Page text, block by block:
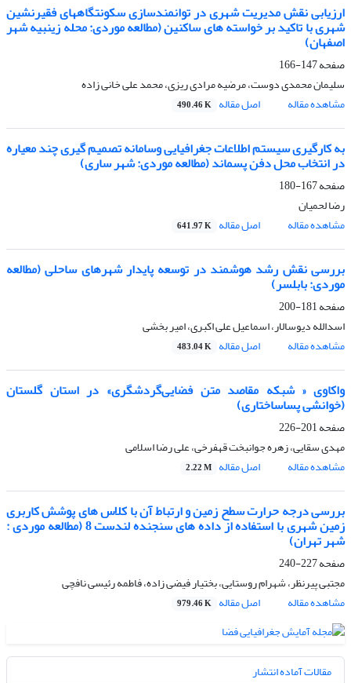
ارزیابی نقش مدیریت شهری در توانمندسازی سکونتگاههای فقیرنشین
شهری با تاکید بر خواسته های ساکنین (مطالعه موردی: محله زینبیه شهر
اصفهان)
صفحه147-166
سلیمان محمدی دوست، مرضیه مرادی ریزی، محمد علی خانی زاده
مشاهده مقاله
اصل مقاله 490.46 K
به کارگیری سیستم اطلاعات جغرافیایی وسامانه تصمیم گیری چند معیاره
در انتخاب محل دفن پسماند (مطالعه موردی: شهر ساری)
صفحه167-180
رضا لحمیان
مشاهده مقاله
اصل مقاله 641.97 K
بررسی نقش رشد هوشمند در توسعه پایدار شهرهای ساحلی (مطالعه
موردی: بابلسر)
صفحه181-200
اسدالله دیوسالار، اسماعیل علی اکبری، امیر بخشی
مشاهده مقاله
اصل مقاله 483.04 K
واکاوی « شبکه مقاصد متن فضایی‌گردشگری» در استان گلستان
(خوانشی پساساختاری)
صفحه201-226
مهدی سقایی، زهره جوانبخت قهفرخی، علی رضا اسلامی
مشاهده مقاله
اصل مقاله 2.22 M
بررسی درجه حرارت سطح زمین و ارتباط آن با کلاس های پوشش کاربری
زمین شهری با استفاده از داده های سنجنده لندست 8 (مطالعه موردی :
شهر تهران)
صفحه227-240
مجتبی پیرنظر، شهرام روستایی، بختیار فیضی زاده، فاطمه رئیسی نافچی
مشاهده مقاله
اصل مقاله 979.46 K
مقالات آماده انتشار